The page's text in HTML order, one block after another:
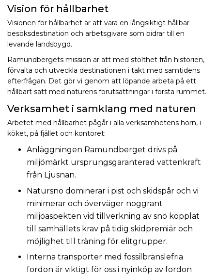
Vision för hållbarhet
Visionen för hållbarhet är att vara en långsiktigt hållbar
besöksdestination och arbetsgivare som bidrar till en
levande landsbygd.
Ramundbergets mission är att med stolthet från historien,
förvalta och utveckla destinationen i takt med samtidens
efterfrågan. Det gör vi genom att löpande arbeta på ett
hållbart sätt med naturens förutsättningar i första rummet.
Verksamhet i samklang med naturen
Arbetet med hållbarhet pågår i alla verksamhetens hörn, i
köket, på fjället och kontoret:
Anläggningen Ramundberget drivs på
miljömärkt ursprungsgaranterad vattenkraft
från Ljusnan.
Natursnö dominerar i pist och skidspår och vi
minimerar och överväger noggrant
miljöaspekten vid tillverkning av snö kopplat
till samhällets krav på tidig skidpremiär och
möjlighet till träning för elitgrupper.
Interna transporter med fossilbränslefria
fordon är viktigt för oss i nyinköp av fordon